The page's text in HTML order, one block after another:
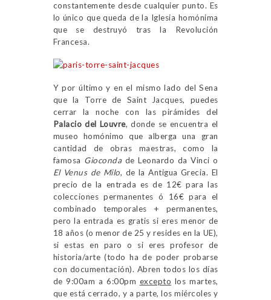
constantemente desde cualquier punto. Es
lo único que queda de la Iglesia homónima
que se destruyó tras la Revolución
Francesa.
Y por último y en el mismo lado del Sena
que la Torre de Saint Jacques, puedes
cerrar la noche con las pirámides del
Palacio del Louvre, donde se encuentra el
museo homónimo que alberga una gran
cantidad de obras maestras, como la
famosa Giocondade Leonardo da Vinci o
El Venus de Milo, de la Antigua Grecia. El
precio de la entrada es de 12€ para las
colecciones permanentes ó 16€ para el
combinado temporales + permanentes,
pero la entrada es gratis si eres menor de
18 años (o menor de 25 y resides en la UE),
si estas en paro o si eres profesor de
historia/arte (todo ha de poder probarse
con documentación). Abren todos los días
de 9:00am a 6:00pm excepto los martes,
que está cerrado, y a parte, los miércoles y